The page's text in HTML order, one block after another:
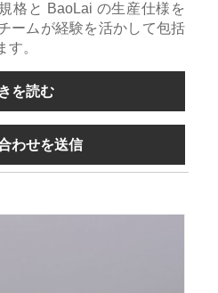
格と BaoLai の生産仕様を
ームが経験を活かして包括
。
を読む
わせを送信